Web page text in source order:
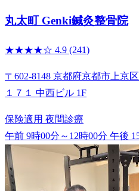
丸太町 Genki鍼灸整骨院
★★★★☆ 4.9 (241)
〒602-8148 京都府京都市上京
１７１ 中西ビル 1F
保険適用 夜間診療
午前 9時00分～12時00分 午後